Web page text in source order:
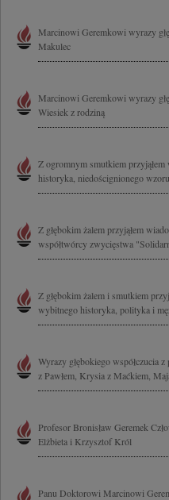
Marcinowi Geremkowi wyrazy
Makulec
Marcinowi Geremkowi wyrazy
Wiesiek z rodziną
Z ogromnym smutkiem
historyka, niedoścignionego
Z głębokim żalem przyjąłem
współtwórcy zwycięstwa
Z głębokim żalem i smutkiem
wybitnego historyka, polityka i
Wyrazy głębokiego współczucia
z Pawłem, Krysia z Maćkiem,
Profesor Bronisław Geremek
Elżbieta i Krzysztof Król
Panu Doktorowi Marcinowi